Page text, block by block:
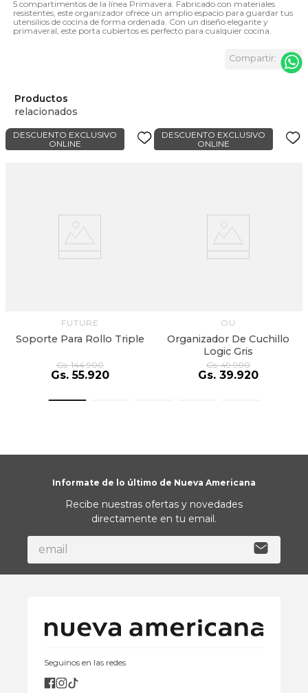
5 compartimentos de la línea Primavera. Fabricado con materiales
resistentes, este organizador ofrece un amplio espacio para guardar tus
utensilios de cocina de forma ordenada. Con un diseño elegante y
primaveral, este porta cubiertos es perfecto para cualquier cocina.
Productos
relacionados
DESCUENTO EXCLUSIVO
ONLINE
FUTURE
Soporte Para Rollo Triple
Gs. 144.900
Gs. 55.920
DESCUENTO EXCLUSIVO
ONLINE
OU
Organizador De Cuchillo
Logic Gris
Gs. 49.900
Gs. 39.920
Informate de lo último de Nueva Americana
Recibe nuestras ofertas y novedades
directamente en tu email.
Seguinos en las redes